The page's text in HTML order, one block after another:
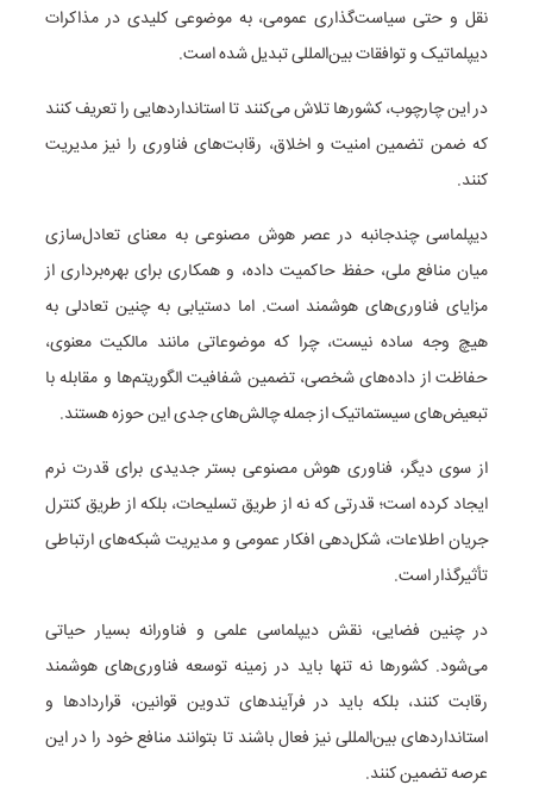
نقل و حتی سیاست‌گذاری عمومی، به موضوعی کلیدی در مذاکرات
دیپلماتیک و توافقات بین‌المللی تبدیل شده است.
در این چارچوب، کشورها تلاش می‌کنند تا استانداردهایی را تعریف کنند
که ضمن تضمین امنیت و اخلاق، رقابت‌های فناوری را نیز مدیریت
کنند.
دیپلماسی چندجانبه در عصر هوش مصنوعی به معنای تعادل‌سازی
میان منافع ملی، حفظ حاکمیت داده، و همکاری برای بهره‌برداری از
مزایای فناوری‌های هوشمند است. اما دستیابی به چنین تعادلی به
هیچ وجه ساده نیست، چرا که موضوعاتی مانند مالکیت معنوی،
حفاظت از داده‌های شخصی، تضمین شفافیت الگوریتم‌ها و مقابله با
تبعیض‌های سیستماتیک از جمله چالش‌های جدی این حوزه هستند.
از سوی دیگر، فناوری هوش مصنوعی بستر جدیدی برای قدرت نرم
ایجاد کرده است؛ قدرتی که نه از طریق تسلیحات، بلکه از طریق کنترل
جریان اطلاعات، شکل‌دهی افکار عمومی و مدیریت شبکه‌های ارتباطی
تأثیرگذار است.
در چنین فضایی، نقش دیپلماسی علمی و فناورانه بسیار حیاتی
می‌شود. کشورها نه تنها باید در زمینه توسعه فناوری‌های هوشمند
رقابت کنند، بلکه باید در فرآیندهای تدوین قوانین، قراردادها و
استانداردهای بین‌المللی نیز فعال باشند تا بتوانند منافع خود را در این
عرصه تضمین کنند.